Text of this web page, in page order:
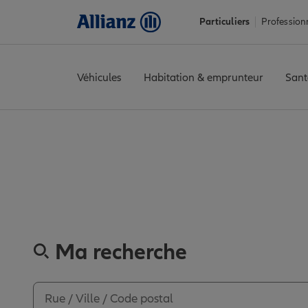
Particuliers
Véhicules Habitation & emprunteur
Ma recherche